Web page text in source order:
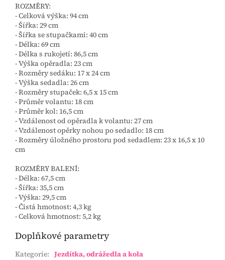
ROZMĚRY:
- Celková výška: 94 cm
- Šířka: 29 cm
- Šířka se stupačkami: 40 cm
- Délka: 69 cm
- Délka s rukojetí: 86,5 cm
- Výška opěradla: 23 cm
- Rozměry sedáku: 17 x 24 cm
- Výška sedadla: 26 cm
- Rozměry stupaček: 6,5 x 15 cm
- Průměr volantu: 18 cm
- Průměr kol: 16,5 cm
- Vzdálenost od opěradla k volantu: 27 cm
- Vzdálenost opěrky nohou po sedadlo: 18 cm
- Rozměry úložného prostoru pod sedadlem: 23 x 16,5 x 10
cm
ROZMĚRY BALENÍ:
- Délka: 67,5 cm
- Šířka: 35,5 cm
- Výška: 29,5 cm
- Čistá hmotnost: 4,3 kg
- Celková hmotnost: 5,2 kg
Doplňkové parametry
Kategorie: Jezdítka, odrážedla a kola